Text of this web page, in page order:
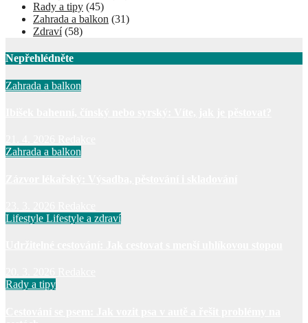
Rady a tipy (45)
Zahrada a balkon (31)
Zdraví(58)
Nepřehlédněte
Zahrada a balkon
Zahrada a balkon
Lifestyle Lifestyle a zdraví
Rady a tipy